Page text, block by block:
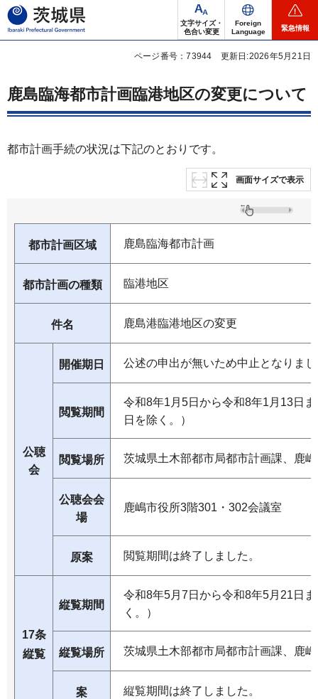
茨城県
文字サイズ・
色合い変更
Foreign
Language
緊急情報
ページ番号：73944 更新日:2026年5月21日
鹿島臨海都市計画臨港地区の変更について
都市計画手続の状況は下記のとおりです。
画面サイズで表示
都市計画区域 鹿島臨海都市計画
都市計画の種類 臨港地区
件名 鹿島港臨港地区の変更
公聴
会
開催期日 公述の申出が無いため中止となりま
閲覧期間
令和8年1月5日から令和8年1月13日
日を除く。）
閲覧場所 茨城県土木部都市局都市計画課、鹿
公聴会会
場
鹿嶋市役所3階301・302会議室
原案 閲覧期間は終了しました。
17条
縦覧
縦覧期間
令和8年5月7日から令和8年5月21日
く。）
縦覧場所 茨城県土木部都市局都市計画課、鹿
案 縦覧期間は終了しました。